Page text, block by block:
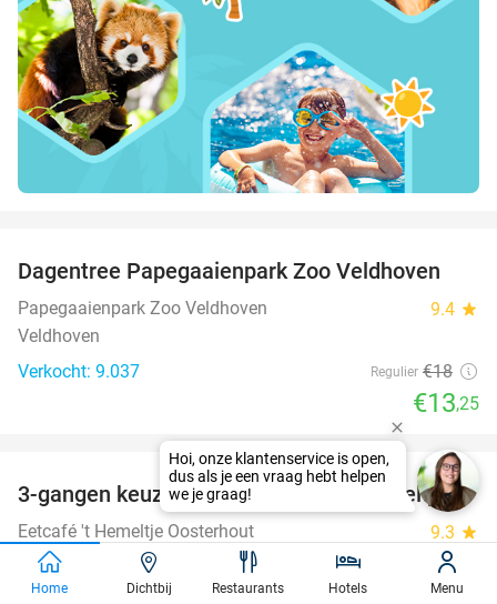
26%
Dagentree Papegaaienpark Zoo Veldhoven
Papegaaienpark Zoo Veldhoven 9.4 star
Veldhoven
Verkocht: 9.037
Regulier €18
€13,25
43%
3-gangen keuzediner bij Eetcafé 't Hemeltje
Eetcafé 't Hemeltje Oosterhout 9.3 star
Oosterhout (14 km)
Verkocht: 541
€40
Home Dichtbij Restaurants Hotels Menu